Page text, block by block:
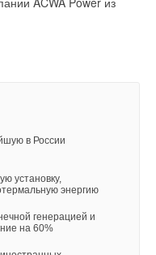
в России
установку,
энергию
генерацией и
на 60%